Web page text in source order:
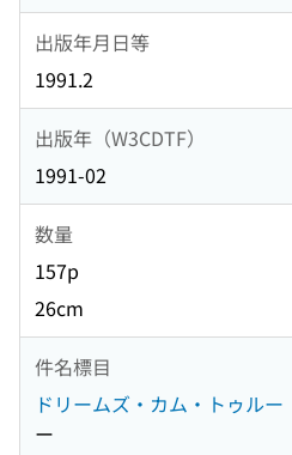
出版年月日等
1991.2
出版年（W3CDTF）
1991-02
数量
157p
26cm
件名標目
ドリームズ・カム・トゥルー
ー